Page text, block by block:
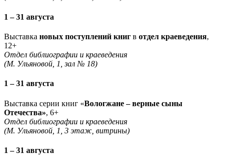
1 – 31 августа
Выставка новых поступлений книг в отдел краеведения,
12+
Отдел библиографии и краеведения
(М. Ульяновой, 1, зал № 18)
1 – 31 августа
Выставка серии книг «Вологжане – верные сыны
Отечества», 6+
Отдел библиографии и краеведения
(М. Ульяновой, 1, 3 этаж, витрины)
1 – 31 августа